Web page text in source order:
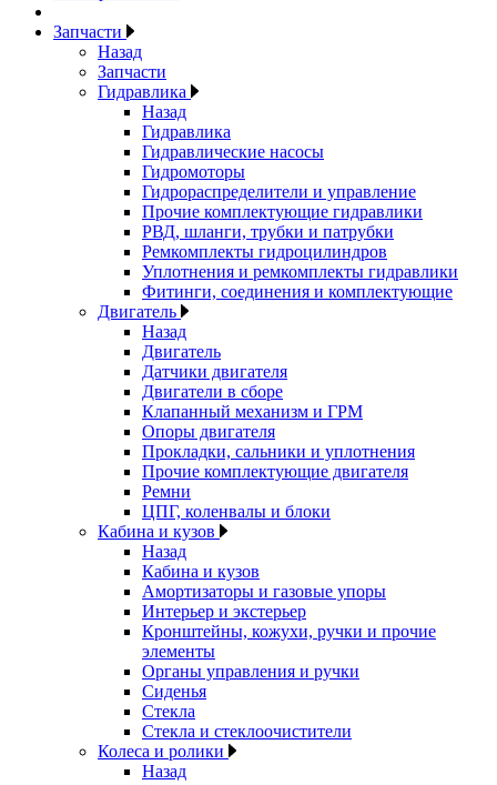
Запчасти
Назад
Запчасти
Гидравлика
Назад
Гидравлика
Гидравлические насосы
Гидромоторы
Гидрораспределители и управление
Прочие комплектующие гидравлики
РВД, шланги, трубки и патрубки
Ремкомплекты гидроцилиндров
Уплотнения и ремкомплекты гидравлики
Фитинги, соединения и комплектующие
Двигатель
Назад
Двигатель
Датчики двигателя
Двигатели в сборе
Клапанный механизм и ГРМ
Опоры двигателя
Прокладки, сальники и уплотнения
Прочие комплектующие двигателя
Ремни
ЦПГ, коленвалы и блоки
Кабина и кузов
Назад
Кабина и кузов
Амортизаторы и газовые упоры
Интерьер и экстерьер
Кронштейны, кожухи, ручки и прочие
элементы
Органы управления и ручки
Сиденья
Стекла
Стекла и стеклоочистители
Колеса и ролики
Назад